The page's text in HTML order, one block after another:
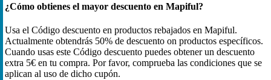
¿Cómo obtienes el mayor descuento en Mapiful?
Usa el Código descuento en productos rebajados en Mapiful.
Actualmente obtendrás 50% de descuento on productos específicos.
Cuando usas este Código descuento puedes obtener un descuento
extra 5€ en tu compra. Por favor, comprueba las condiciones que se
aplican al uso de dicho cupón.